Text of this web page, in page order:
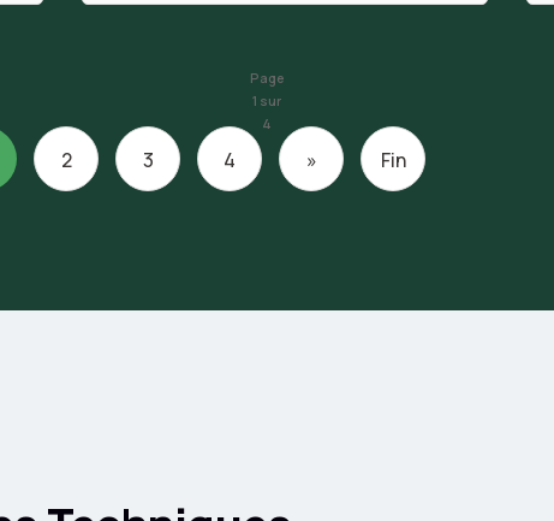
2 3 4 » Fin
Page
1 sur
4